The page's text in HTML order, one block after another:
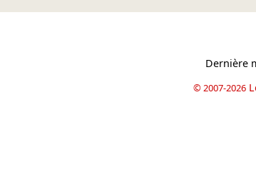
Dernière
© 2007-2026